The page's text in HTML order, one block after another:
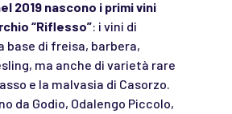
2019 nascono i primi vini
“Riflesso”: i vini di
base di freisa, barbera,
ma anche di varietà rare
e la malvasia di Casorzo.
da Godio, Odalengo Piccolo,